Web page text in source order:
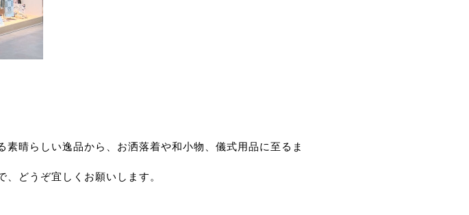
晴らしい逸品から、お洒落着や和小物、儀式用品に至るま
どうぞ宜しくお願いします。